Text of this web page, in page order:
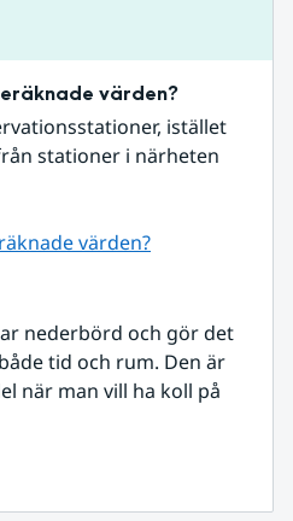
värden?
istället
stationer i närheten
värden?
nederbörd och gör det
tid och rum. Den är
när man vill ha koll på